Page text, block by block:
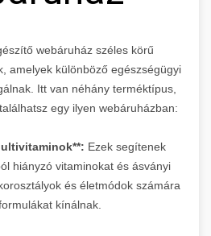
webáruház széles körű
amelyek különböző egészségügyi
Itt van néhány terméktípus,
egy ilyen webáruházban:
Ezek segítenek
hiányzó vitaminokat és ásványi
és életmódok számára
kínálnak.